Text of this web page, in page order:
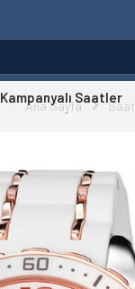
Kampanyalı Saatler
Ana Sayfa Saat